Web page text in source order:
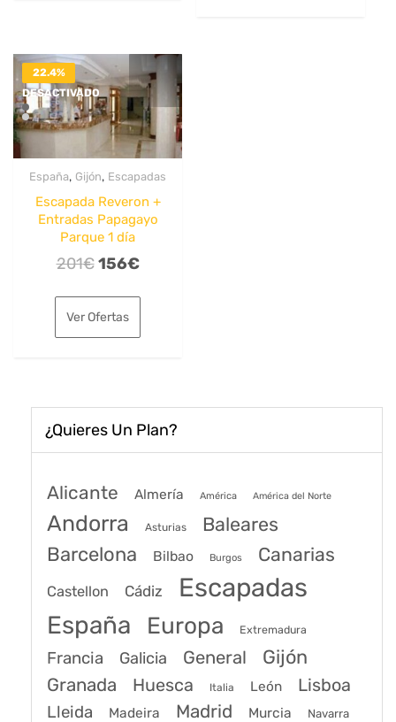
22.4%
DESACTIVADO
España, Gijón, Escapadas
Escapada Reveron +
Entradas Papagayo
Parque 1 día
201€ El
original
era:
156€El
es:
Ver Ofertas
¿Quieres Un Plan?
Alicante Almería América América del Norte
Andorra Asturias Baleares
Barcelona Bilbao Burgos Canarias
Castellon Cádiz Escapadas
España Europa Extremadura
Francia Galicia General Gijón
Granada Huesca Italia León Lisboa
Lleida Madeira Madrid Murcia Navarra